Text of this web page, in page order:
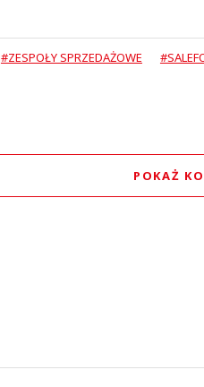
#ZESPOŁY SPRZEDAŻOWE
POKAŻ